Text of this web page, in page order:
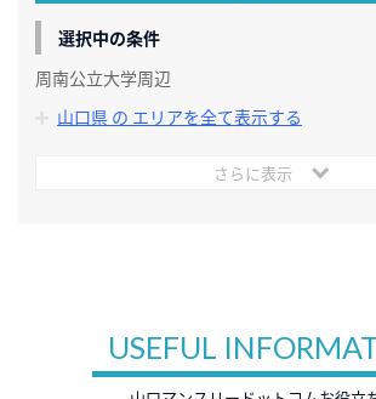
選択中の条件
周南公立大学周辺
山口県 の エリアを全て表示する
さらに表示
USEFUL